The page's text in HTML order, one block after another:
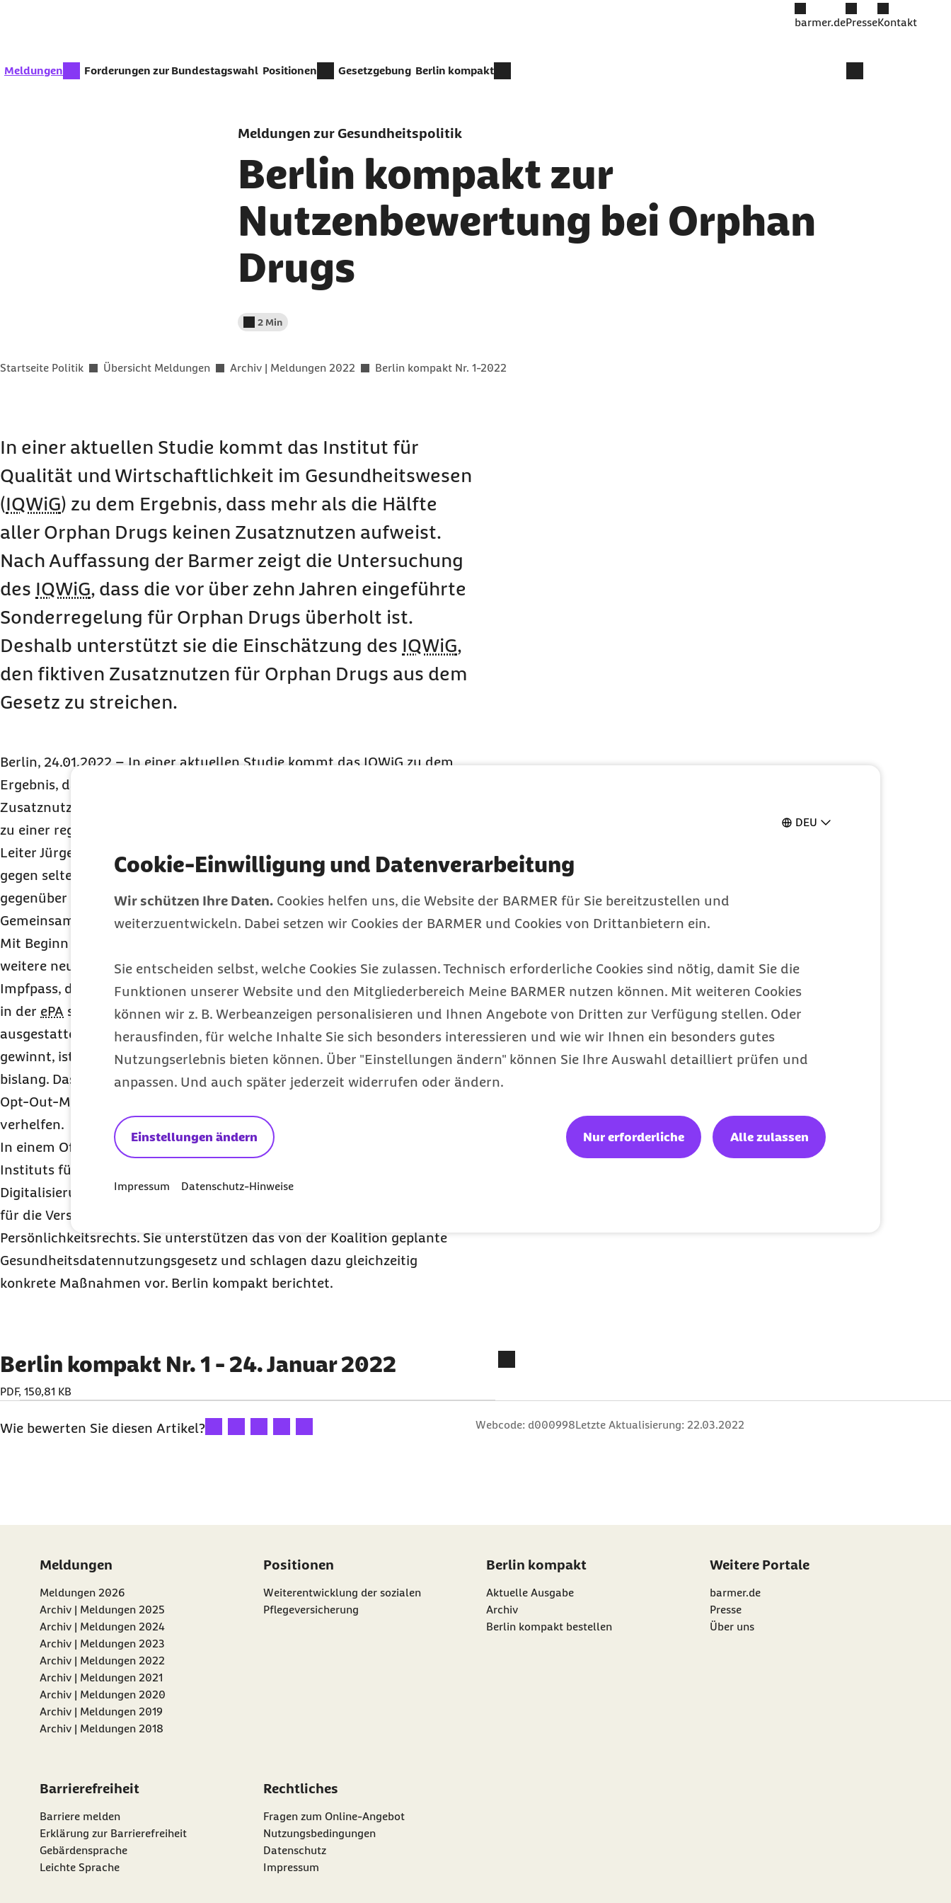
DEU
Cookie-Einwilligung und Datenverarbeitung
Wir schützen Ihre Daten. Cookies helfen uns, die Website der BARMER für Sie bereitzustellen und
weiterzuentwickeln. Dabei setzen wir Cookies der BARMER und Cookies von Drittanbietern ein.
Sie entscheiden selbst, welche Cookies Sie zulassen. Technisch erforderliche Cookies sind nötig, damit Sie die
Funktionen unserer Website und den Mitgliederbereich Meine BARMER nutzen können. Mit weiteren Cookies
können wir z. B. Werbeanzeigen personalisieren und Ihnen Angebote von Dritten zur Verfügung stellen. Oder
herausfinden, für welche Inhalte Sie sich besonders interessieren und wie wir Ihnen ein besonders gutes
Nutzungserlebnis bieten können. Über "Einstellungen ändern" können Sie Ihre Auswahl detailliert prüfen und
anpassen. Und auch später jederzeit widerrufen oder ändern.
Einstellungen ändern Nur erforderliche Alle zulassen
Impressum Datenschutz-Hinweise
barmer.dePresseKontakt
zur Zeit aktiv:
Meldungen Forderungen zur Bundestagswahl Positionen Gesetzgebung Berlin kompakt
Meldungen zur Gesundheitspolitik
Berlin kompakt zur
Nutzenbewertung bei Orphan
Drugs
Lesedauer weniger als
2 Min
Sie befinden sich hier:
Startseite Politik Übersicht Meldungen Archiv | Meldungen 2022 Berlin kompakt Nr. 1-2022
In einer aktuellen Studie kommt das Institut für
Qualität und Wirtschaftlichkeit im Gesundheitswesen
(IQWiG) zu dem Ergebnis, dass mehr als die Hälfte
aller Orphan Drugs keinen Zusatznutzen aufweist.
Nach Auffassung der Barmer zeigt die Untersuchung
des IQWiG, dass die vor über zehn Jahren eingeführte
Sonderregelung für Orphan Drugs überholt ist.
Deshalb unterstützt sie die Einschätzung des IQWiG,
den fiktiven Zusatznutzen für Orphan Drugs aus dem
Gesetz zu streichen.
Berlin, 24.01.2022 – In einer aktuellen Studie kommt das IQWiG zu dem
Ergebnis, dass mehr als die Hälfte aller
Zusatznutzen aufweist. Das Institut hatte die Medikamente im Nachgang
zu einer regulären Nutzenbewertung einer Analyse unterzogen.
Leiter Jürgen Windeler kommt zu dem Schluss, dass auch Arzneimittel
gegen seltene Leiden bei Markteintritt eine reguläre Nutzenbewertung
gegenüber der zweckmäßigen Vergleichstherapie durchIQWiG und
Gemeinsamen Bundesausschuss durchlaufen sollten.
Mit Beginn des Jahres 2022 hat die elektronische Patientenakte (
weitere neue Funktionen erhalten: Nun lassen sich unter anderem der
Impfpass, der Mutterpass, das U-Heft für Kinder sowie das Zahnbonusheft
in der ePA speichern, sofern Leistungserbringer hierfür technisch
ausgestattet sind. Doch auch wenn dieePA damit an Attraktivität
gewinnt, ist sie noch nicht breit etabliert, zu wenige Versicherte nutzen sie
bislang. Das im Koaltionsvertrag von SPD, Grünen und FDP vorgesehene
Opt-Out-Modell kann der
verhelfen.
In einem Offenen Brief fordert der wissenschaftliche Beirat des Barmer
Instituts für Gesundheitssystemforschung (
Digitalisierung im Gesundheitswesen und einen rechtssicheren Rahmen
für die Versorgungsforschung bei gleichzeitigem Schutz des
Persönlichkeitsrechts. Sie unterstützen das von der Koalition geplante
Gesundheitsdatennutzungsgesetz und schlagen dazu gleichzeitig
konkrete Maßnahmen vor. Berlin kompakt berichtet.
Berlin kompakt Nr. 1 - 24. Januar 2022
PDF, 150,81 KB
Wie bewerten Sie diesen Artikel?Ihre Bewertung: 1 Stern
Ihre Bewertung: 2 Sterne
Ihre Bewertung: 3 Sterne
Ihre Bewertung: 4 Sterne
Ihre Bewertung: 5 Sterne Webcode: d000998Letzte Aktualisierung: 22.03.2022
Meldungen
Meldungen 2026
Archiv | Meldungen 2025
Archiv | Meldungen 2024
Archiv | Meldungen 2023
Archiv | Meldungen 2022
Archiv | Meldungen 2021
Archiv | Meldungen 2020
Archiv | Meldungen 2019
Archiv | Meldungen 2018
Positionen
Weiterentwicklung der sozialen
Pflegeversicherung
Berlin kompakt
Aktuelle Ausgabe
Archiv
Berlin kompakt bestellen
Weitere Portale
barmer.de
Presse
Über uns
Barrierefreiheit
Barriere melden
Erklärung zur Barrierefreiheit
Gebärdensprache
Leichte Sprache
Rechtliches
Fragen zum Online-Angebot
Nutzungsbedingungen
Datenschutz
Impressum